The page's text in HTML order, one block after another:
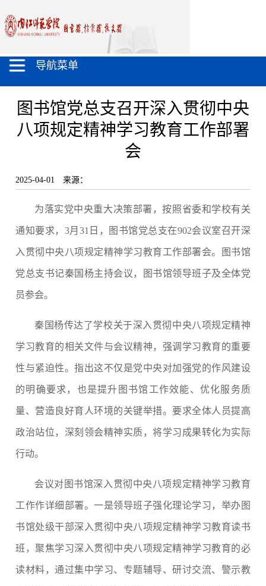
导航菜单
图书馆党总支召开深入贯彻中央
八项规定精神学习教育工作部署
会
2025-04-01 来源：
为落实党中央重大决策部署，按照省委和学校有关
通知要求，3月31日，图书馆党总支在902会议室召开深
入贯彻中央八项规定精神学习教育工作部署会。图书馆
党总支书记秦国杨主持会议，图书馆领导班子及全体党
员参会。
秦国杨传达了学校关于深入贯彻中央八项规定精神
学习教育的相关文件与会议精神，强调学习教育的重要
性与紧迫性。指出这不仅是党中央对加强党的作风建设
的明确要求，也是提升图书馆工作效能、优化服务质
量、营造良好育人环境的关键举措。要求全体人员提高
政治站位，深刻领会精神实质，将学习成果转化为实际
行动。
会议对图书馆深入贯彻中央八项规定精神学习教育
工作作详细部署。一是领导班子强化理论学习，举办图
书馆处级干部深入贯彻中央八项规定精神学习教育读书
班，聚焦学习深入贯彻中央八项规定精神学习教育的必
读材料，通过集中学习、专题辅导、研讨交流、警示教